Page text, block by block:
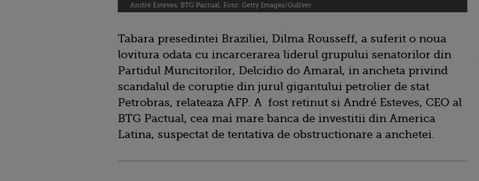
André Esteves, BTG Pactual. Foto: Getty Images/Guliver
Tabara presedintei Braziliei, Dilma Rousseff, a suferit o noua
lovitura odata cu incarcerarea liderul grupului senatorilor din
Partidul Muncitorilor, Delcidio do Amaral, in ancheta privind
scandalul de coruptie din jurul gigantului petrolier de stat
Petrobras, relateaza AFP. A fost retinut si André Esteves, CEO al
BTG Pactual, cea mai mare banca de investitii din America
Latina, suspectat de tentativa de obstructionare a anchetei.